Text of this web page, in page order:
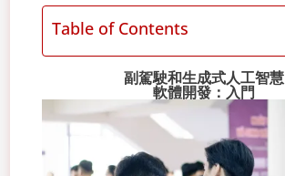
Table of Contents
副駕駛和生成式人工智慧
軟體開發：入門